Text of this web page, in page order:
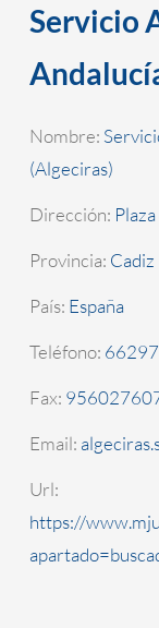
Servicio
Nombre:
(Algeciras)
Dirección:
Provincia: Cadiz
País: España
Teléfono:
Fax:
Email:
Url:
https://